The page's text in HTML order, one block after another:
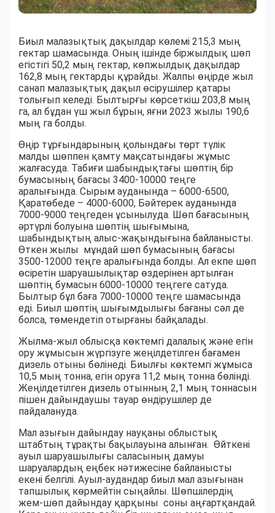
Биыл малазықтық дақылдар көлемі 215,3 мың
гектар шамасында. Оның ішінде біржылдық шөп
егістігі 50,2 мың гектар, көпжылдық дақылдар
162,8 мың гектарды құрайды. Жалпы өңірде жыл
санап малазықтық дақыл өсірушілер қатары
толығып келеді. Былтырғы көрсеткіш 203,8 мың
га, ал бұдан үш жыл бұрын, яғни 2023 жылы 190,6
мың га болды.
Өңір тұрғындарының қолындағы төрт түлік
малды шөппен қамту мақсатындағы жұмыс
жалғасуда. Табиғи шабындықтағы шөптің бір
бумасының бағасы 3400-10000 теңге
аралығында. Сырым ауданында – 6000-6500,
Қаратөбеде – 4000-6000, Бәйтерек ауданында
7000-9000 теңгеден ұсынылуда. Шөп бағасының
әртүрлі болуына шөптің шығымына,
шабындықтың алыс-жақындығына байланысты.
Өткен жылы мұндай шөп бумасының бағасы
3500-12000 теңге аралығында болды. Ал екпе шөп
өсіретін шаруашылықтар өздерінен артылған
шөптің бумасын 6000-10000 теңгеге сатуда.
Былтыр бұл баға 7000-10000 теңге шамасында
еді. Биыл шөптің шығымдылығы бағаны сәл де
болса, төмендетіп отырғаны байқалады.
Жылма-жыл облысқа көктемгі далалық және егін
ору жұмысын жүргізуге жеңілдетілген бағамен
дизель отыны бөлінеді. Биылғы көктемгі жұмыса
10,5 мың тонна, егін оруға 11,2 мың тонна бөлінді.
Жеңілдетілген дизель отынның 2,1 мың тоннасын
пішен дайындаушы тауар өндірушілер де
пайдалануда.
Мал азығын дайындау науқаны облыстық
штабтың тұрақты бақылауына алынған. Өйткені
ауыл шаруашылығы саласының дамуы
шаруалардың еңбек нәтижесіне байланысты
екені белгілі. Ауыл-аудандар биыл мал азығынан
тапшылық көрмейтін сыңайлы. Шөпшілердің
жем-шөп дайындау қарқыны соны аңғартқандай.